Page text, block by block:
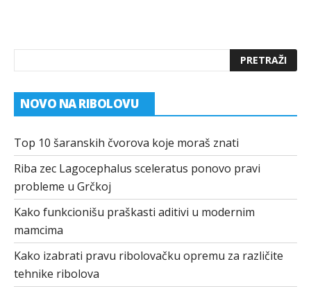
NOVO NA RIBOLOVU
Top 10 šaranskih čvorova koje moraš znati
Riba zec Lagocephalus sceleratus ponovo pravi
probleme u Grčkoj
Kako funkcionišu praškasti aditivi u modernim
mamcima
Kako izabrati pravu ribolovačku opremu za različite
tehnike ribolova